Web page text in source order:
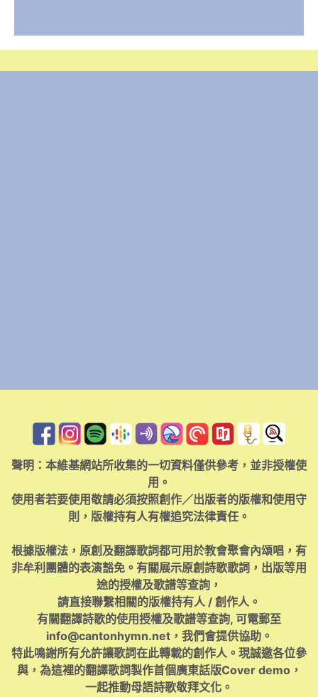
聲明：本維基網站所收集的一切資料僅供參考，並非授權使
用。
使用者若要使用敬請必須按照創作／出版者的版權和使用守
則，版權持有人有權追究法律責任。
根據版權法，原創及翻譯歌詞都可用於教會聚會內頌唱，有
非牟利團體的表演豁免。有關展示原創詩歌歌詞，出版等用
途的授權及歌譜等查詢，
請直接聯繫相關的版權持有人 / 創作人。
有關翻譯詩歌的使用授權及歌譜等查詢, 可電郵至
info@cantonhymn.net，我們會提供協助。
特此鳴謝所有允許讓歌詞在此轉載的創作人。現誠邀各位參
與，為這裡的翻譯歌詞製作首個廣東話版Cover demo，
一起推動母語詩歌敬拜文化。